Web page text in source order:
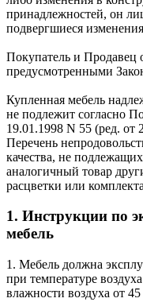
принадлежностей, он
подвергшиеся
Покупатель и Продавец
предусмотренными
Купленная мебель
не подлежит согласно
19.01.1998 N 55 (ред.
Перечень
качества, не
аналогичный товар
расцветки или
1. Инструкции по
мебель
1. Мебель должна
при температуре
влажности воздуха от